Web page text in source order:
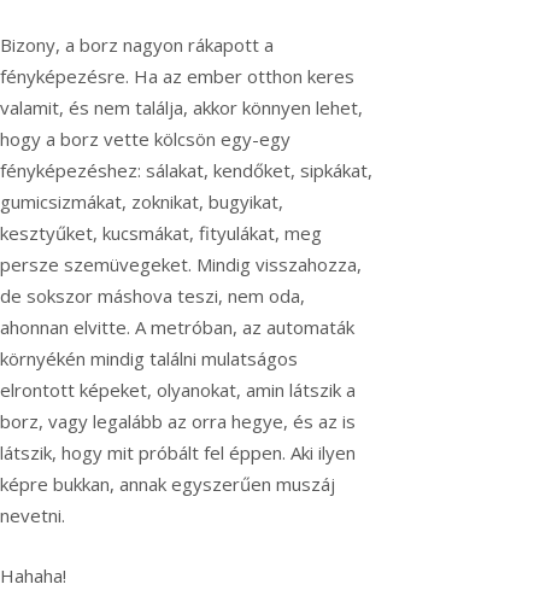
Bizony, a borz nagyon rákapott a
fényképezésre. Ha az ember otthon keres
valamit, és nem találja, akkor könnyen lehet,
hogy a borz vette kölcsön egy-egy
fényképezéshez: sálakat, kendőket, sipkákat,
gumicsizmákat, zoknikat, bugyikat,
kesztyűket, kucsmákat, fityulákat, meg
persze szemüvegeket. Mindig visszahozza,
de sokszor máshova teszi, nem oda,
ahonnan elvitte. A metróban, az automaták
környékén mindig találni mulatságos
elrontott képeket, olyanokat, amin látszik a
borz, vagy legalább az orra hegye, és az is
látszik, hogy mit próbált fel éppen. Aki ilyen
képre bukkan, annak egyszerűen muszáj
nevetni.
Hahaha!